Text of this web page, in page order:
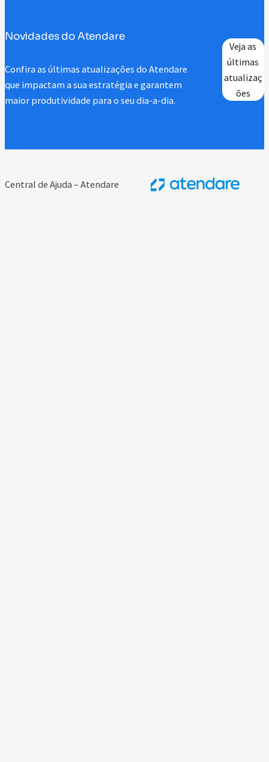
Novidades do Atendare
Confira as últimas atualizações do Atendare
que impactam a sua estratégia e garantem
maior produtividade para o seu dia-a-dia.
Veja as
últimas
atualizaç
ões
Central de Ajuda – Atendare